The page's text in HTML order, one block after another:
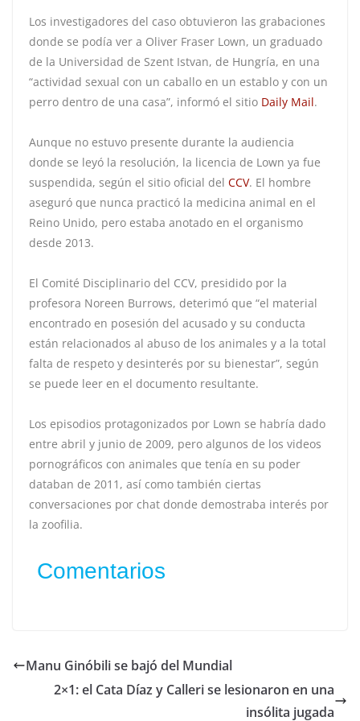
Los investigadores del caso obtuvieron las grabaciones
donde se podía ver a Oliver Fraser Lown, un graduado
de la Universidad de Szent Istvan, de Hungría, en una
“actividad sexual con un caballo en un establo y con un
perro dentro de una casa”, informó el sitio Daily Mail.
Aunque no estuvo presente durante la audiencia
donde se leyó la resolución, la licencia de Lown ya fue
suspendida, según el sitio oficial del CCV. El hombre
aseguró que nunca practicó la medicina animal en el
Reino Unido, pero estaba anotado en el organismo
desde 2013.
El Comité Disciplinario del CCV, presidido por la
profesora Noreen Burrows, deterimó que “el material
encontrado en posesión del acusado y su conducta
están relacionados al abuso de los animales y a la total
falta de respeto y desinterés por su bienestar”, según
se puede leer en el documento resultante.
Los episodios protagonizados por Lown se habría dado
entre abril y junio de 2009, pero algunos de los videos
pornográficos con animales que tenía en su poder
databan de 2011, así como también ciertas
conversaciones por chat donde demostraba interés por
la zoofilia.
Comentarios
Manu Ginóbili se bajó del Mundial
2×1: el Cata Díaz y Calleri se lesionaron en una
insólita jugada